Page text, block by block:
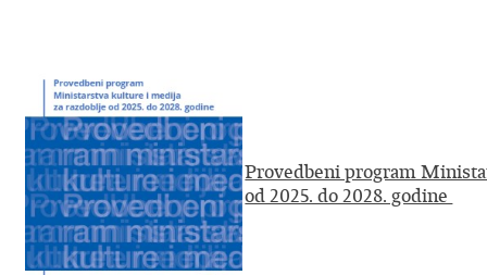
Provedbeni program
od 2025. do 2028. godine